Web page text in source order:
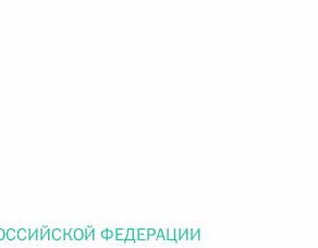
ФЕДЕРАЦИИ